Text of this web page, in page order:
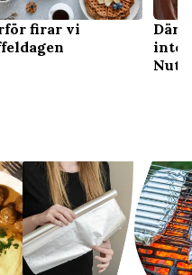
firar vi